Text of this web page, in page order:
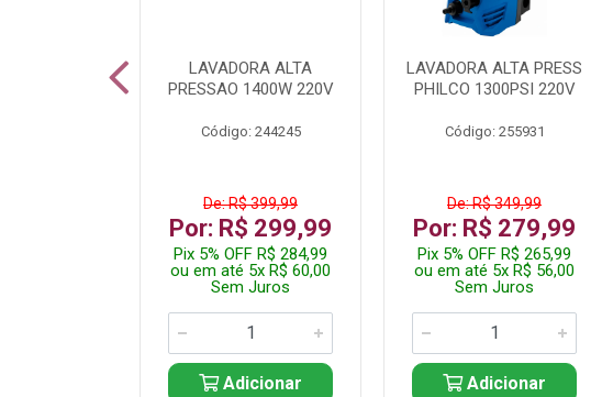
LAVADORA ALTA
PRESSAO 1400W 220V
Código: 244245
De: R$ 399,99
Por: R$ 299,99
Pix 5% OFF R$ 284,99
ou em até 5x R$ 60,00
Sem Juros
Adicionar
LAVADORA ALTA PRESS
PHILCO 1300PSI 220V
Código: 255931
De: R$ 349,99
Por: R$ 279,99
Pix 5% OFF R$ 265,99
ou em até 5x R$ 56,00
Sem Juros
Adicionar